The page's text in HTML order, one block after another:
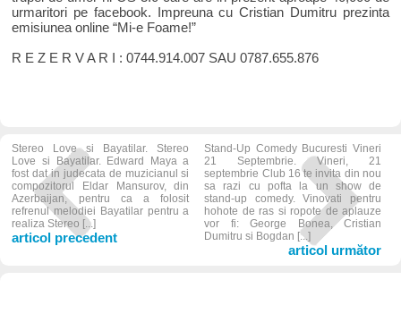
urmaritori pe facebook. Impreuna cu Cristian Dumitru prezinta
emisiunea online “Mi-e Foame!”
R E Z E R V A R I : 0744.914.007 SAU 0787.655.876
Stereo Love si Bayatilar. Stereo
Love si Bayatilar. Edward Maya a
fost dat in judecata de muzicianul si
compozitorul Eldar Mansurov, din
Azerbaijan, pentru ca a folosit
refrenul melodiei Bayatilar pentru a
realiza Stereo [...]
articol precedent
Stand-Up Comedy Bucuresti Vineri
21 Septembrie. Vineri, 21
septembrie Club 16 te invita din nou
sa razi cu pofta la un show de
stand-up comedy. Vinovati pentru
hohote de ras si ropote de aplauze
vor fi: George Bonea, Cristian
Dumitru si Bogdan [...]
articol următor